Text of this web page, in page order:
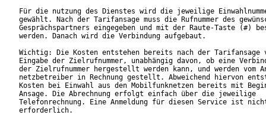
Für die nutzung des Dienstes wird die jeweilige
gewählt. Nach der Tarifansage muss die Rufnummer des
Gesprächspartners eingegeben und mit der Raute-Taste (#)
werden. Danach wird die Verbindung aufgebaut.
Wichtig: Die Kosten entstehen bereits nach der Tarifansage
Eingabe der Zielrufnummer, unabhängig davon, ob eine
der Zielrufnummer hergestellt werden kann, und werden vom
netzbetreiber in Rechnung gestellt. Abweichend hiervon
Kosten bei Einwahl aus den Mobilfunknetzen bereits mit
Ansage. Die Abrechnung erfolgt einfach über die jeweilige
Telefonrechnung. Eine Anmeldung für diesen Service ist
erforderlich.